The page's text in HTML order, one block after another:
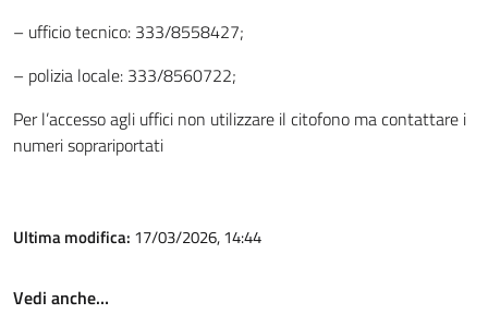
– ufficio tecnico: 333/8558427;
– polizia locale: 333/8560722;
Per l’accesso agli uffici non utilizzare il citofono ma contattare i
numeri soprariportati
Ultima modifica: 17/03/2026, 14:44
Vedi anche…